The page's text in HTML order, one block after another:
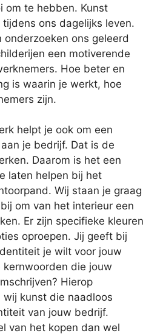
om te hebben. Kunst
ons dagelijks leven.
onderzoeken ons geleerd
een motiverende
Hoe beter en
is waarin je werkt, hoe
zijn.
helpt je ook om een
je bedrijf. Dat is de
Daarom is het een
laten helpen bij het
Wij staan je graag
om van het interieur een
Er zijn specifieke kleuren
oproepen. Jij geeft bij
je wilt voor jouw
die jouw
Hierop
wij kunst die naadloos
van jouw bedrijf.
van het kopen dan wel